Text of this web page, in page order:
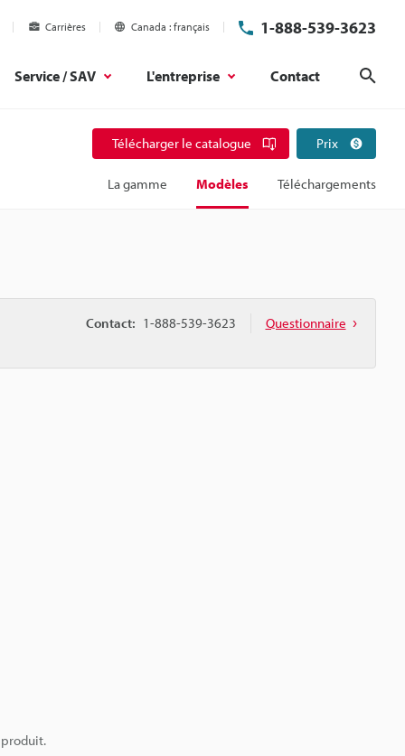
Carrières Canada français 1-888-539-3623
Service / SAV L'entreprise Contact
Télécharger le catalogue Prix
La gamme Modèles Téléchargements
Contact: 1-888-539-3623 Questionnaire